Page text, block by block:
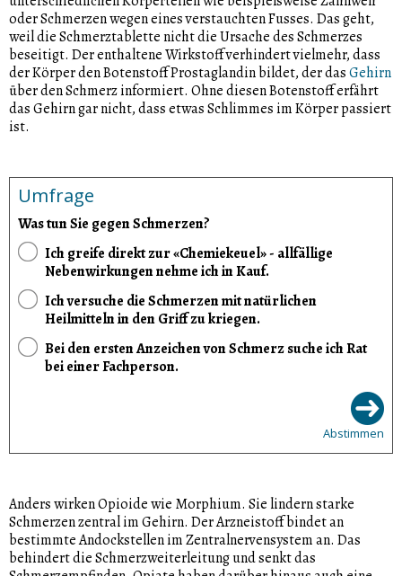
oder Schmerzen wegen eines verstauchten Fusses. Das geht,
weil die Schmerztablette nicht die Ursache des Schmerzes
beseitigt. Der enthaltene Wirkstoff verhindert vielmehr, dass
der Körper den Botenstoff Prostaglandin bildet, der dasGehirn
über den Schmerz informiert. Ohne diesen Botenstoff erfährt
das Gehirn gar nicht, dass etwas Schlimmes im Körper passiert
ist.
Umfrage
Was tun Sie gegen Schmerzen?
Ich greife direkt zur «Chemiekeuel» - allfällige
Nebenwirkungen nehme ich in Kauf.
Ich versuche die Schmerzen mit natürlichen
Heilmitteln in den Griff zu kriegen.
Bei den ersten Anzeichen von Schmerz suche ich Rat
bei einer Fachperson.
Abstimmen
Anders wirken Opioide wie Morphium. Sie lindern starke
Schmerzen zentral im Gehirn. Der Arzneistoff bindet an
bestimmte Andockstellen im Zentralnervensystem an. Das
behindert die Schmerzweiterleitung und senkt das